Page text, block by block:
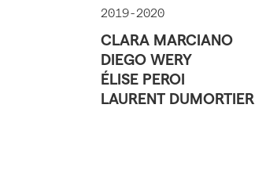
2019-2020
CLARA MARCIANO
DIEGO WERY
ÉLISE PEROI
LAURENT DUMORTIER